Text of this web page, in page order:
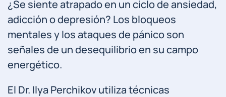
¿Se siente atrapado en un ciclo de ansiedad,
adicción o depresión? Los bloqueos
mentales y los ataques de pánico son
señales de un desequilibrio en su campo
energético.
El Dr. Ilya Perchikov utiliza técnicas